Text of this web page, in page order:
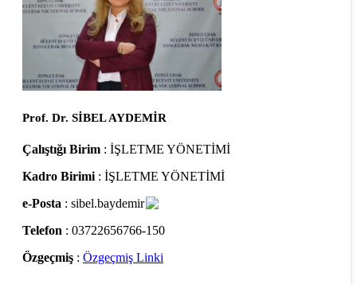
Prof. Dr. SİBEL AYDEMİR
Çalıştığı Birim : İŞLETME YÖNETİMİ
Kadro Birimi: İŞLETME YÖNETİMİ
e-Posta : sibel.baydemir
Telefon : 03722656766-150
Özgeçmiş : Özgeçmiş Linki